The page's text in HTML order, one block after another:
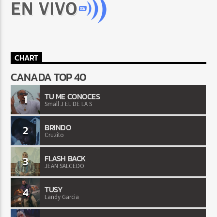
CHART
CANADA TOP 40
1 TU ME CONOCES
Small J EL DE LA S
2 BRINDO
Cruzito
3 FLASH BACK
JEAN SALCEDO
4 TUSY
Landy Garcia